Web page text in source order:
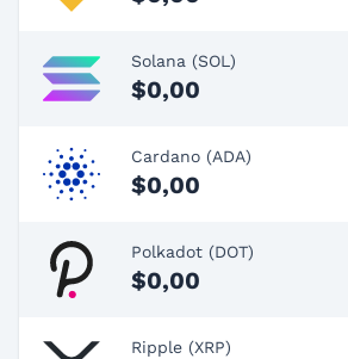
Solana (SOL)
$0,00
Cardano (ADA)
$0,00
Polkadot (DOT)
$0,00
Ripple (XRP)